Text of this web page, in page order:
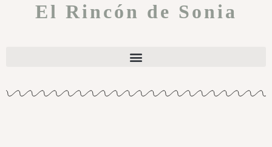
El Rincón de Sonia